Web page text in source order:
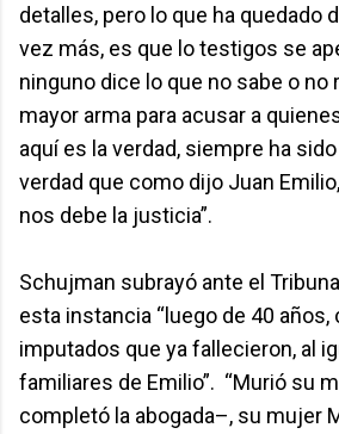
detalles, pero lo que ha quedado
vez más, es que lo testigos se
ninguno dice lo que no sabe o no
mayor arma para acusar a
aquí es la verdad, siempre ha
verdad que como dijo Juan
nos debe la justicia”.
Schujman subrayó ante el
esta instancia “luego de 40 años,
imputados que ya fallecieron, al
familiares de Emilio”. “Murió su
completó la abogada–, su mujer